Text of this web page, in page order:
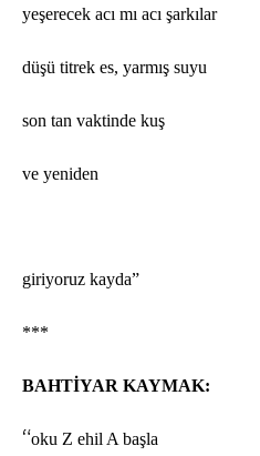
yeşerecek acı mı acı şarkılar
düşü titrek es, yarmış suyu
son tan vaktinde kuş
ve yeniden
giriyoruz kayda”
***
BAHTİYAR KAYMAK:
“oku Z ehil A başla